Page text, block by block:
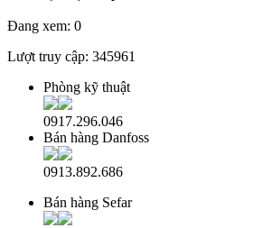
Đang xem: 0
Lượt truy cập: 345961
Phòng kỹ thuật
0917.296.046
Bán hàng Danfoss
0913.892.686
Bán hàng Sefar